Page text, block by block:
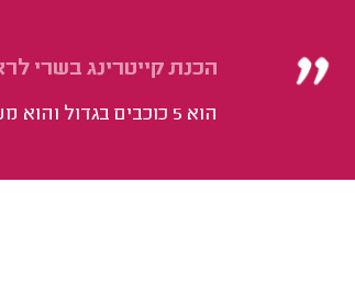
הכנת קייטרינג בשרי
הוא 5 כוכבים בגדול והוא מעולה.